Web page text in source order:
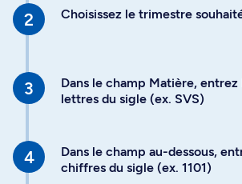
Choisissez le trimestre
Dans le champ Matière,
lettres du sigle (ex. SVS)
Dans le champ au-dessous,
chiffres du sigle (ex. 1101)